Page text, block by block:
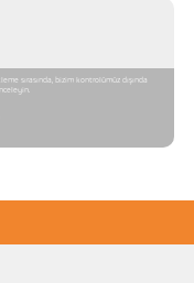
sırasında, bizim kontrolümüz dışında